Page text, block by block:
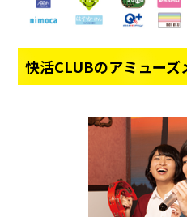
快活CLUBのアミューズ